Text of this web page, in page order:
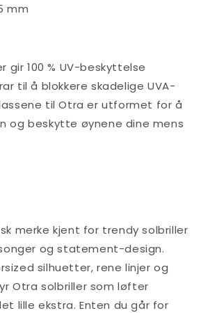
mm
gir 100 % UV-beskyttelse
til å blokkere skadelige UVA-
til Otra er utformet for å
og beskytte øynene dine mens
merke kjent for trendy solbriller
og statement-design.
silhuetter, rene linjer og
Otra solbriller som løfter
lille ekstra. Enten du går for